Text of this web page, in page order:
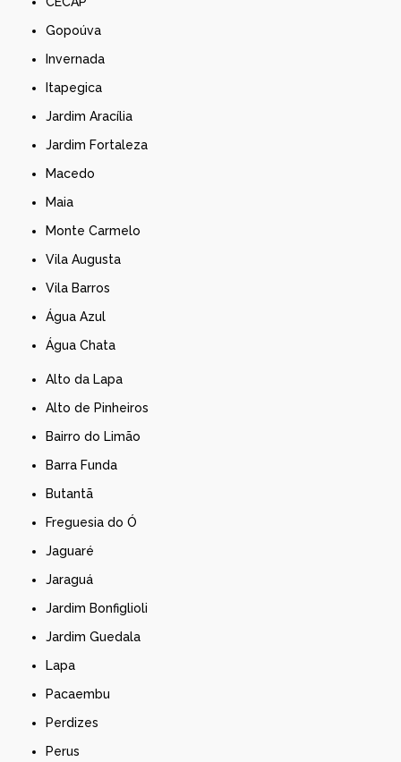
Gopoúva
Invernada
Itapegica
Jardim Aracília
Jardim Fortaleza
Macedo
Maia
Monte Carmelo
Vila Augusta
Vila Barros
Água Azul
Água Chata
Alto da Lapa
Alto de Pinheiros
Bairro do Limão
Barra Funda
Butantã
Freguesia do Ó
Jaguaré
Jaraguá
Jardim Bonfiglioli
Jardim Guedala
Lapa
Pacaembu
Perdizes
Perus